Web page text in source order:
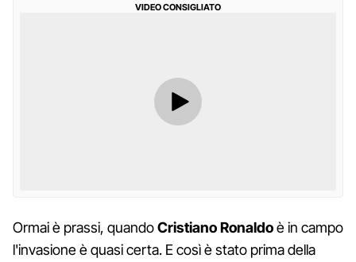
VIDEO CONSIGLIATO
Ormai è prassi, quandoCristiano Ronaldoè in campo
l'invasione è quasi certa. E così è stato prima della